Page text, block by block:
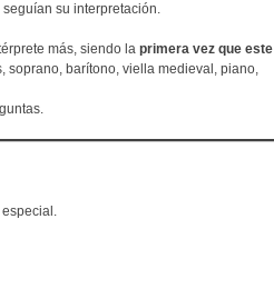
su interpretación.
más, siendo la primera vez que este
soprano, barítono, viella medieval, piano,